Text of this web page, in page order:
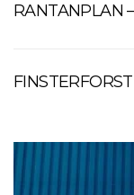
RANTANPLAN